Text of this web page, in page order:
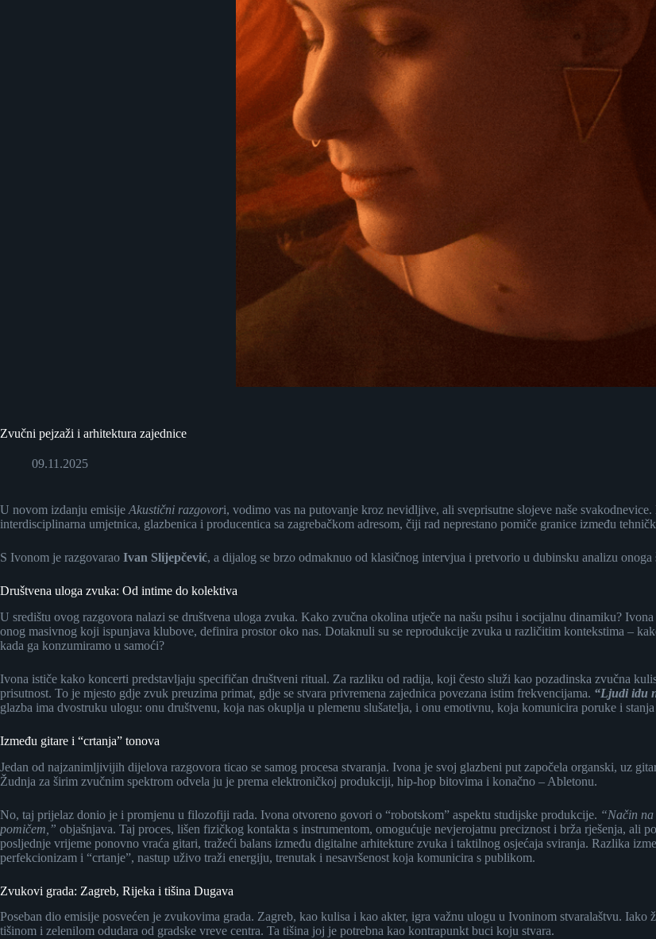
Zvučni pejzaži i arhitektura zajednice
09.11.2025
U novom izdanju emisije Akustični razgovori, vodimo vas na putovanje kroz nevidljive, ali sveprisutne slojeve naše svakodnevice.
interdisciplinarna umjetnica, glazbenica i producentica sa zagrebačkom adresom, čiji rad neprestano pomiče granice između
S Ivonom je razgovarao Ivan Slijepčević, a dijalog se brzo odmaknuo od klasičnog intervjua i pretvorio u dubinsku analizu
Društvena uloga zvuka: Od intime do kolektiva
U središtu ovog razgovora nalazi se društvena uloga zvuka. Kako zvučna okolina utječe na našu psihu i socijalnu dinamiku?
onog masivnog koji ispunjava klubove, definira prostor oko nas. Dotaknuli su se reprodukcije zvuka u različitim kontekstima –
kada ga konzumiramo u samoći?
Ivona ističe kako koncerti predstavljaju specifičan društveni ritual. Za razliku od radija, koji često služi kao pozadinska zvučna
prisutnost. To je mjesto gdje zvuk preuzima primat, gdje se stvara privremena zajednica povezana istim frekvencijama. “Ljudi idu
glazba ima dvostruku ulogu: onu društvenu, koja nas okuplja u plemenu slušatelja, i onu emotivnu, koja komunicira poruke i
Između gitare i “crtanja” tonova
Jedan od najzanimljivijih dijelova razgovora ticao se samog procesa stvaranja. Ivona je svoj glazbeni put započela organski, uz
Žudnja za širim zvučnim spektrom odvela ju je prema elektroničkoj produkciji, hip-hop bitovima i konačno – Abletonu.
No, taj prijelaz donio je i promjenu u filozofiji rada. Ivona otvoreno govori o “robotskom” aspektu studijske produkcije. “Način
pomičem,” objašnjava. Taj proces, lišen fizičkog kontakta s instrumentom, omogućuje nevjerojatnu preciznost i brža rješenja, ali
posljednje vrijeme ponovno vraća gitari, tražeći balans između digitalne arhitekture zvuka i taktilnog osjećaja sviranja. Razlika
perfekcionizam i “crtanje”, nastup uživo traži energiju, trenutak i nesavršenost koja komunicira s publikom.
Zvukovi grada: Zagreb, Rijeka i tišina Dugava
Poseban dio emisije posvećen je zvukovima grada. Zagreb, kao kulisa i kao akter, igra važnu ulogu u Ivoninom stvaralaštvu.
tišinom i zelenilom odudara od gradske vreve centra. Ta tišina joj je potrebna kao kontrapunkt buci koju stvara.